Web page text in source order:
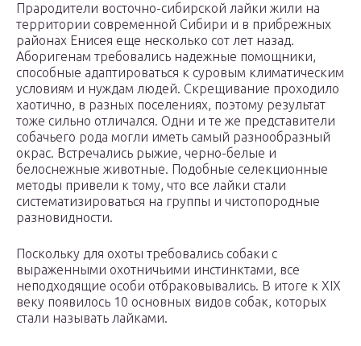
Прародители восточно-сибирской лайки жили на
территории современной Сибири и в прибрежных
районах Енисея еще несколько сот лет назад.
Аборигенам требовались надежные помощники,
способные адаптироваться к суровым климатическим
условиям и нуждам людей. Скрещивание проходило
хаотично, в разных поселениях, поэтому результат
тоже сильно отличался. Одни и те же представители
собачьего рода могли иметь самый разнообразный
окрас. Встречались рыжие, черно-белые и
белоснежные животные. Подобные селекционные
методы привели к тому, что все лайки стали
систематизироваться на группы и чистопородные
разновидности.
Поскольку для охоты требовались собаки с
выраженными охотничьими инстинктами, все
неподходящие особи отбраковывались. В итоге к XIX
веку появилось 10 основных видов собак, которых
стали называть лайками.